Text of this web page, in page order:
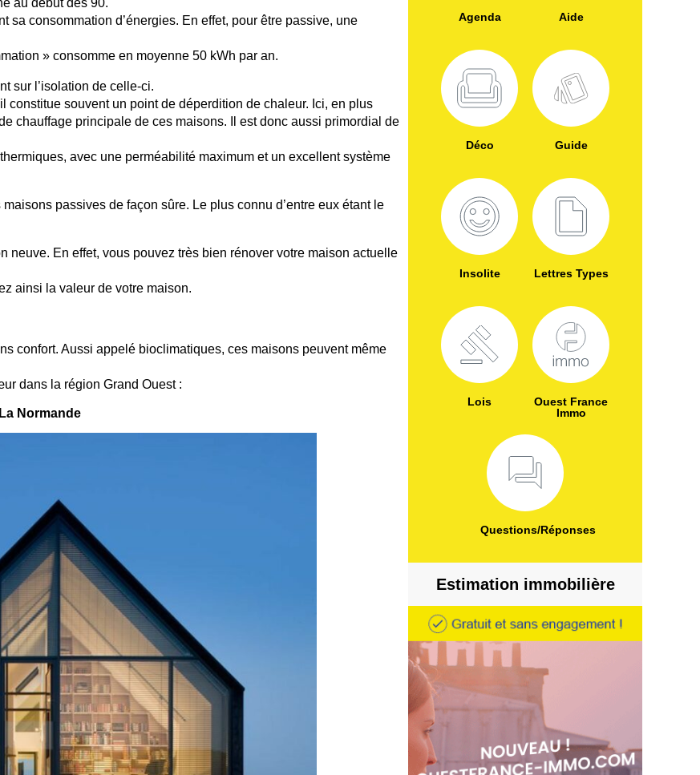
au début des 90.
sa consommation d’énergies. En effet, pour être passive, une
» consomme en moyenne 50 kWh par an.
sur l’isolation de celle-ci.
constitue souvent un point de déperdition de chaleur. Ici, en plus
chauffage principale de ces maisons. Il est donc aussi primordial de
avec une perméabilité maximum et un excellent système
passives de façon sûre. Le plus connu d’entre eux étant le
neuve. En effet, vous pouvez très bien rénover votre maison actuelle
ainsi la valeur de votre maison.
confort. Aussi appelé bioclimatiques, ces maisons peuvent même
dans la région Grand Ouest :
La Normande
Agenda Aide
Déco Guide
Insolite Lettres Types
Lois
Ouest France
Immo
Questions/Réponses
Estimation immobilière